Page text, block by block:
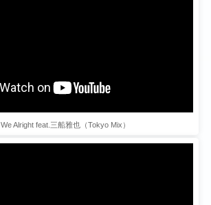
We Alright feat.三船雅也（Tokyo Mix）